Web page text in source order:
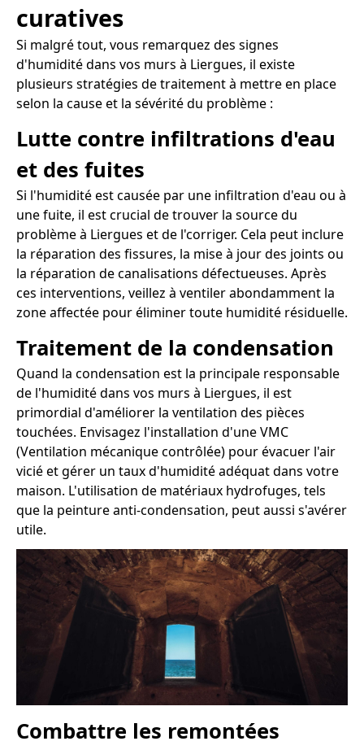
curatives
Si malgré tout, vous remarquez des signes
d'humidité dans vos murs à Liergues, il existe
plusieurs stratégies de traitement à mettre en place
selon la cause et la sévérité du problème :
Lutte contre infiltrations d'eau
et des fuites
Si l'humidité est causée par une infiltration d'eau ou à
une fuite, il est crucial de trouver la source du
problème à Liergues et de l'corriger. Cela peut inclure
la réparation des fissures, la mise à jour des joints ou
la réparation de canalisations défectueuses. Après
ces interventions, veillez à ventiler abondamment la
zone affectée pour éliminer toute humidité résiduelle.
Traitement de la condensation
Quand la condensation est la principale responsable
de l'humidité dans vos murs à Liergues, il est
primordial d'améliorer la ventilation des pièces
touchées. Envisagez l'installation d'une VMC
(Ventilation mécanique contrôlée) pour évacuer l'air
vicié et gérer un taux d'humidité adéquat dans votre
maison. L'utilisation de matériaux hydrofuges, tels
que la peinture anti-condensation, peut aussi s'avérer
utile.
Combattre les remontées